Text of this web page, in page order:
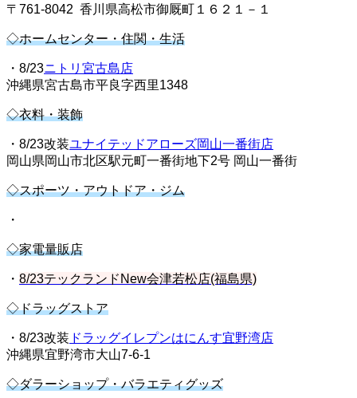
〒761-8042 香川県高松市御厩町１６２１－１
◇ホームセンター・住関・生活
・8/23ニトリ宮古島店
沖縄県宮古島市平良字西里1348
◇衣料・装飾
・8/23改装ユナイテッドアローズ岡山一番街店
岡山県岡山市北区駅元町一番街地下2号 岡山一番街
◇スポーツ・アウトドア・ジム
・
◇家電量販店
・ 8/23テックランドNew会津若松店(福島県)
◇ドラッグストア
・8/23改装 ドラッグイレプンはにんす宜野湾店
沖縄県宜野湾市大山7-6-1
◇ダラーショップ・バラエティグッズ